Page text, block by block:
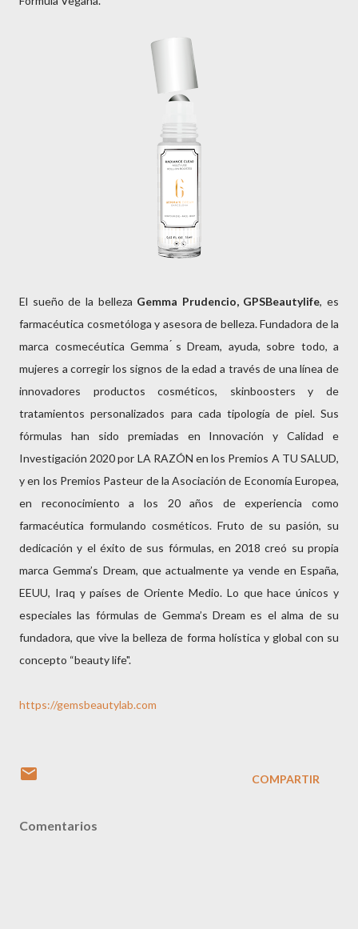
El sueño de la belleza Gemma Prudencio, GPSBeautylife, es
farmacéutica cosmetóloga y asesora de belleza. Fundadora de la
marca cosmecéutica Gemma ́s Dream, ayuda, sobre todo, a
mujeres a corregir los signos de la edad a través de una línea de
innovadores productos cosméticos, skinboosters y de
tratamientos personalizados para cada tipología de piel. Sus
fórmulas han sido premiadas en Innovación y Calidad e
Investigación 2020 por LA RAZÓN en los Premios A TU SALUD,
y en los Premios Pasteur de la Asociación de Economía Europea,
en reconocimiento a los 20 años de experiencia como
farmacéutica formulando cosméticos. Fruto de su pasión, su
dedicación y el éxito de sus fórmulas, en 2018 creó su propia
marca Gemma’s Dream, que actualmente ya vende en España,
EEUU, Iraq y países de Oriente Medio. Lo que hace únicos y
especiales las fórmulas de Gemma’s Dream es el alma de su
fundadora, que vive la belleza de forma holística y global con su
concepto “beauty life".
https://gemsbeautylab.com
COMPARTIR
Comentarios